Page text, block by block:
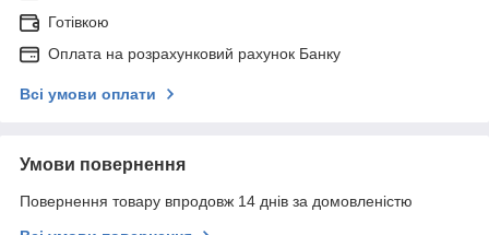
Готівкою
Оплата на розрахунковий рахунок Банку
Всі умови оплати
Умови повернення
Повернення товару впродовж 14 днів за домовленістю